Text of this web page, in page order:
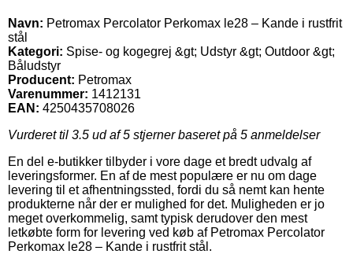
Navn: Petromax Percolator Perkomax le28 – Kande i rustfrit
stål
Kategori: Spise- og kogegrej &gt; Udstyr &gt; Outdoor &gt;
Båludstyr
Producent: Petromax
Varenummer: 1412131
EAN: 4250435708026
Vurderet til 3.5 ud af 5 stjerner baseret på 5 anmeldelser
En del e-butikker tilbyder i vore dage et bredt udvalg af
leveringsformer. En af de mest populære er nu om dage
levering til et afhentningssted, fordi du så nemt kan hente
produkterne når der er mulighed for det. Muligheden er jo
meget overkommelig, samt typisk derudover den mest
letkøbte form for levering ved køb af Petromax Percolator
Perkomax le28 – Kande i rustfrit stål.